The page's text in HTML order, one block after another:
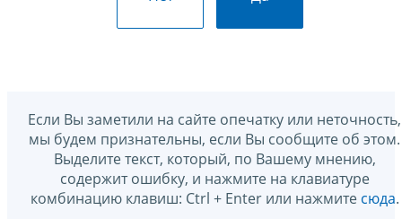
Если Вы заметили на сайте опечатку или неточность,
мы будем признательны, если Вы сообщите об этом.
Выделите текст, который, по Вашему мнению,
содержит ошибку, и нажмите на клавиатуре
комбинацию клавиш: Ctrl + Enter или нажмите сюда.